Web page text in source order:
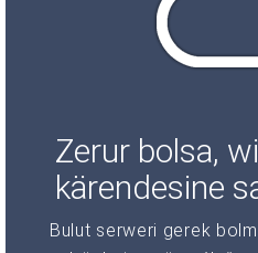
Zerur bolsa,
kärendesine
Bulut serweri gerek